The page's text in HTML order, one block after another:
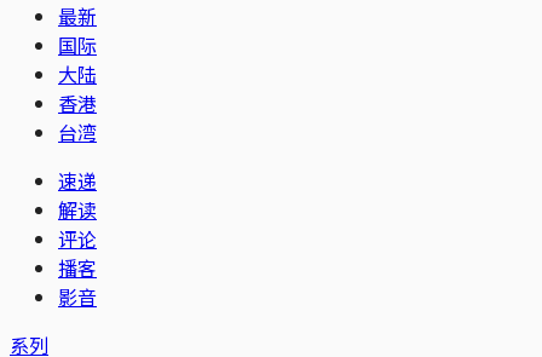
最新
国际
大陆
香港
台湾
速递
解读
评论
播客
影音
系列